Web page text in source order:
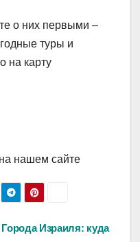
о них первыми –
туры и
на карту
нашем сайте
Города Израиля: куда